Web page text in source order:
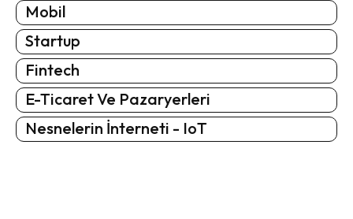
Mobil
Startup
Fintech
E-Ticaret Ve Pazaryerleri
Nesnelerin İnterneti - IoT